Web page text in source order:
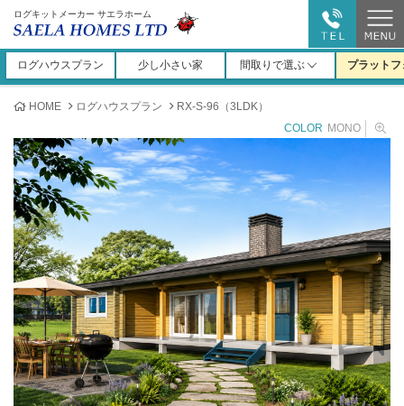
ログキットメーカー サエラホーム
ログハウスプラン 少し小さい家 間取りで選ぶ プラット
HOME ログハウスプラン
RX-S-96（3LDK）
COLOR MONO